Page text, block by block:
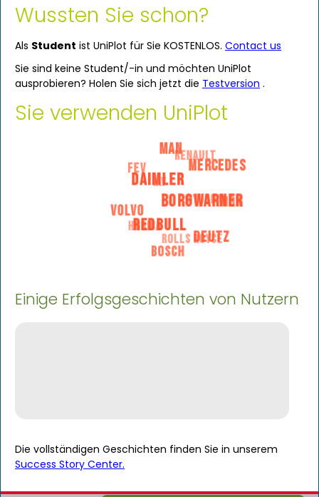
Wussten Sie schon?
Als Student ist UniPlot für Sie KOSTENLOS. Contact us
Sie sind keine Student/-in und möchten UniPlot
ausprobieren? Holen Sie sich jetzt die Testversion .
Sie verwenden UniPlot
DAIMLER
MAN
FEV
VOLVO
REDBULL
BORGWARNER
MERCEDES
RENAULT
IAV
HORIBA
BOSCH
DEUTZ
NGK
HYUNDAI
ROLLS ROYCE
Einige Erfolgsgeschichten von Nutzern
Die vollständigen Geschichten finden Sie in unserem
Success Story Center.